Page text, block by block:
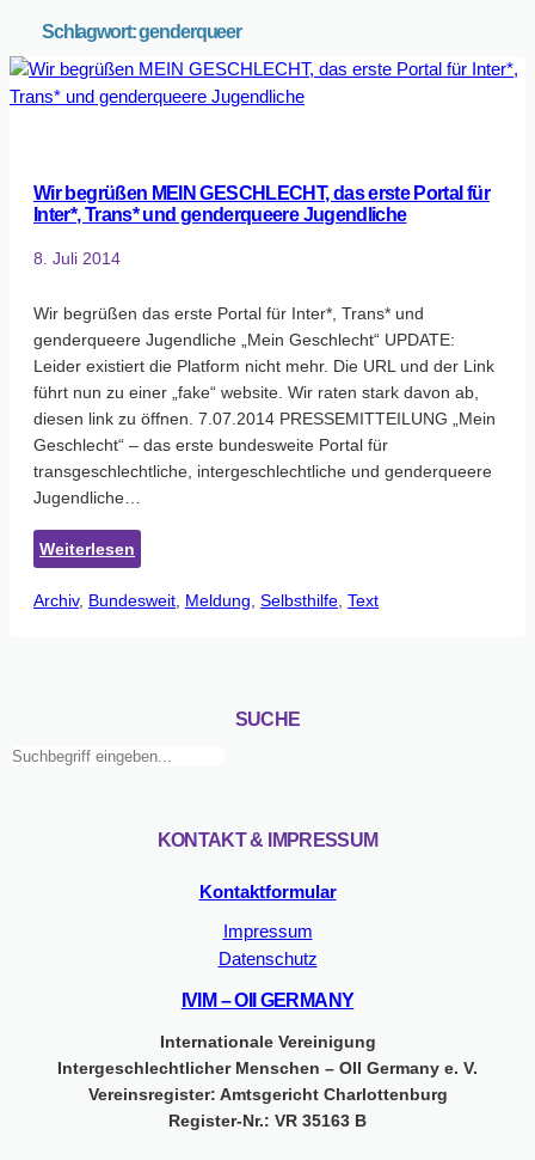
Schlagwort:genderqueer
Wir begrüßen MEIN GESCHLECHT, das erste Portal für
Inter*, Trans* und genderqueere Jugendliche
8. Juli 2014
Wir begrüßen das erste Portal für Inter*, Trans* und
genderqueere Jugendliche „Mein Geschlecht“ UPDATE:
Leider existiert die Platform nicht mehr. Die URL und der Link
führt nun zu einer „fake“ website. Wir raten stark davon ab,
diesen link zu öffnen. 7.07.2014 PRESSEMITTEILUNG „Mein
Geschlecht“ – das erste bundesweite Portal für
transgeschlechtliche, intergeschlechtliche und genderqueere
Jugendliche…
Weiterlesen
Wir
begrüßen
für
und
Jugendliche
Archiv, Bundesweit Meldung Selbsthilfe Text
SUCHE
Suchen
KONTAKT & IMPRESSUM
Kontaktformular
Impressum
Datenschutz
IVIM – OII GERMANY
Internationale Vereinigung
Intergeschlechtlicher Menschen – OII Germany e. V.
Vereinsregister: Amtsgericht Charlottenburg
Register-Nr.: VR 35163 B